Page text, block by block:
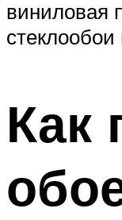
виниловая
Как